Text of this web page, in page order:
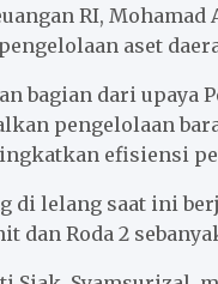
RI,
aset
bagian dari upaya
pengelolaan
efisiensi
di lelang saat ini
dan Roda 2